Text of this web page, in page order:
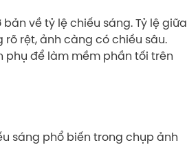
về tỷ lệ chiếu sáng. Tỷ lệ giữa
rệt, ảnh càng có chiều sâu.
phụ để làm mềm phần tối trên
sáng phổ biến trong chụp ảnh